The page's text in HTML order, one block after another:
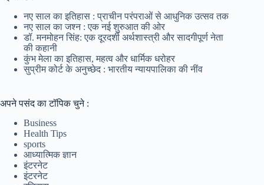
नए साल का इतिहास : प्राचीन परंपराओं से आधुनिक उत्सव तक
नए साल का जश्न : एक नई शुरुआत की ओर
डॉ. मनमोहन सिंह: एक दूरदर्शी अर्थशास्त्री और सादगीपूर्ण नेता
की कहानी
कुंभ मेला का इतिहास, महत्व और धार्मिक धरोहर
सुप्रीम कोर्ट के अनुच्छेद : भारतीय न्यायपालिका की नींव
अपने पसंद का टॉपिक चुने :
Business
Health Tips
sports
आध्यात्मिक ज्ञान
इंटरनेट
इंटरनेट